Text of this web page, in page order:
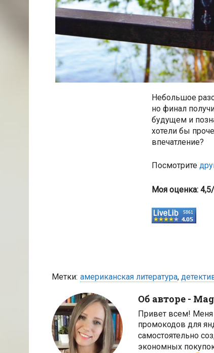
Небольшое
но финал
будущем и
хотели бы
впечатление?
Посмотрите
Моя оценка:
Метки: американская литература,
Об авторе -
Привет всем!
промокодов для
самостоятельно
экономных